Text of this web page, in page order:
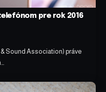
telefónom pre rok 2016
Sound Association) práve